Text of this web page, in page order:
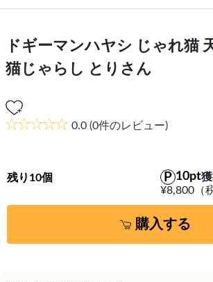
ドギーマンハヤシ じゃれ猫
猫じゃらし とりさん
0.0 (0件のレビュー)
10pt
¥8,800（
残り10個
購入する